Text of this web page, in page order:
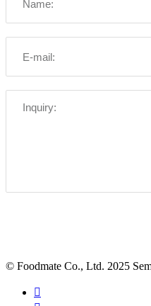
© Foodmate Co., Ltd. 2025
